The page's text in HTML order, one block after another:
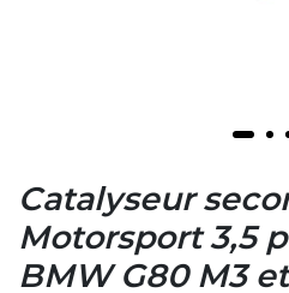
Catalyseur
Motorsport 3,5
BMW G80 M3